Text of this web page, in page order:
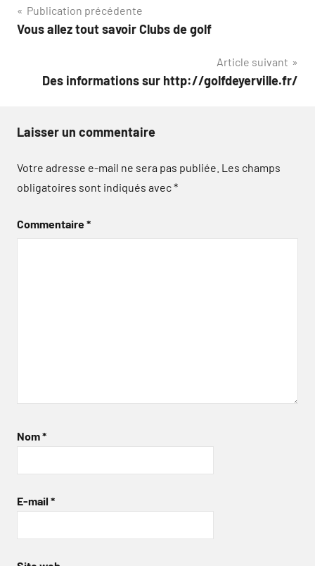
Navigation
de
Publication précédente
Vous allez tout savoir Clubs de golf
Article suivant
Des informations sur http://golfdeyerville.fr/
Laisser un commentaire
Votre adresse e-mail ne sera pas publiée. Les champs
obligatoires sont indiqués avec*
Commentaire*
Nom*
E-mail *